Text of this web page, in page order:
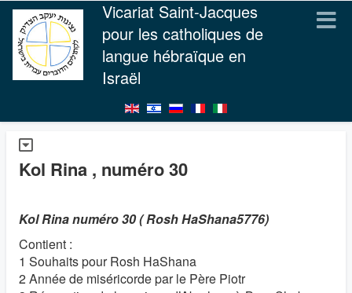
Vicariat Saint-Jacques
pour les catholiques de
langue hébraïque en
Israël
Kol Rina , numéro 30
Kol Rina numéro 30 ( Rosh HaShana5776)
Contient :
1 Souhaits pour Rosh HaShana
2 Année de miséricorde par le Père Piotr